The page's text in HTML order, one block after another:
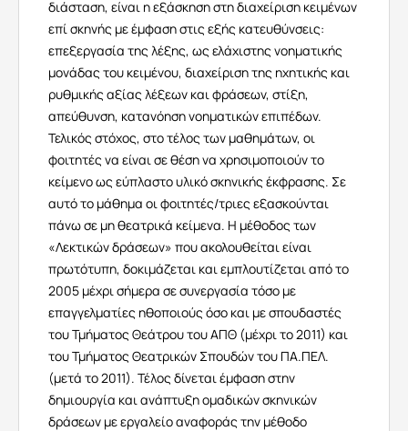
διάσταση, είναι η εξάσκηση στη διαχείριση κειμένων
επί σκηνής με έμφαση στις εξής κατευθύνσεις:
επεξεργασία της λέξης, ως ελάχιστης νοηματικής
μονάδας του κειμένου, διαχείριση της ηχητικής και
ρυθμικής αξίας λέξεων και φράσεων, στίξη,
απεύθυνση, κατανόηση νοηματικών επιπέδων.
Τελικός στόχος, στο τέλος των μαθημάτων, οι
φοιτητές να είναι σε θέση να χρησιμοποιούν το
κείμενο ως εύπλαστο υλικό σκηνικής έκφρασης. Σε
αυτό το μάθημα οι φοιτητές/τριες εξασκούνται
πάνω σε μη θεατρικά κείμενα. Η μέθοδος των
«Λεκτικών δράσεων» που ακολουθείται είναι
πρωτότυπη, δοκιμάζεται και εμπλουτίζεται από το
2005 μέχρι σήμερα σε συνεργασία τόσο με
επαγγελματίες ηθοποιούς όσο και με σπουδαστές
του Τμήματος Θεάτρου του ΑΠΘ (μέχρι το 2011) και
του Τμήματος Θεατρικών Σπουδών του ΠΑ.ΠΕΛ.
(μετά το 2011). Τέλος δίνεται έμφαση στην
δημιουργία και ανάπτυξη ομαδικών σκηνικών
δράσεων με εργαλείο αναφοράς την μέθοδο